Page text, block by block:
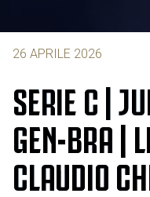
26 APRILE 2026
SERIE C |
GEN-BRA |
CLAUDIO